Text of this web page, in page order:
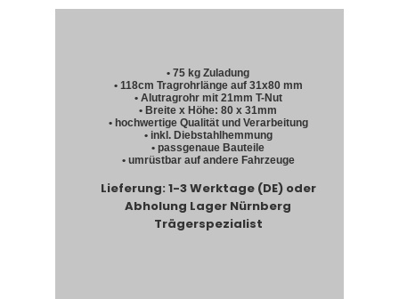
• 75 kg Zuladung
• 118cm Tragrohrlänge auf 31x80 mm
• Alutragrohr mit 21mm T-Nut
• Breite x Höhe: 80 x 31mm
• hochwertige Qualität und Verarbeitung
• inkl. Diebstahlhemmung
• passgenaue Bauteile
• umrüstbar auf andere Fahrzeuge
Lieferung: 1-3 Werktage (DE) oder
Abholung Lager Nürnberg
Trägerspezialist